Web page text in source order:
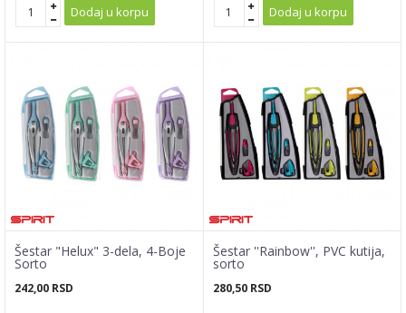
Dodaj u korpu Dodaj u korpu
Šestar "Helux" 3-dela, 4-Boje
Sorto
242,00 RSD
Šestar ''Rainbow'', PVC kutija,
sorto
280,50 RSD